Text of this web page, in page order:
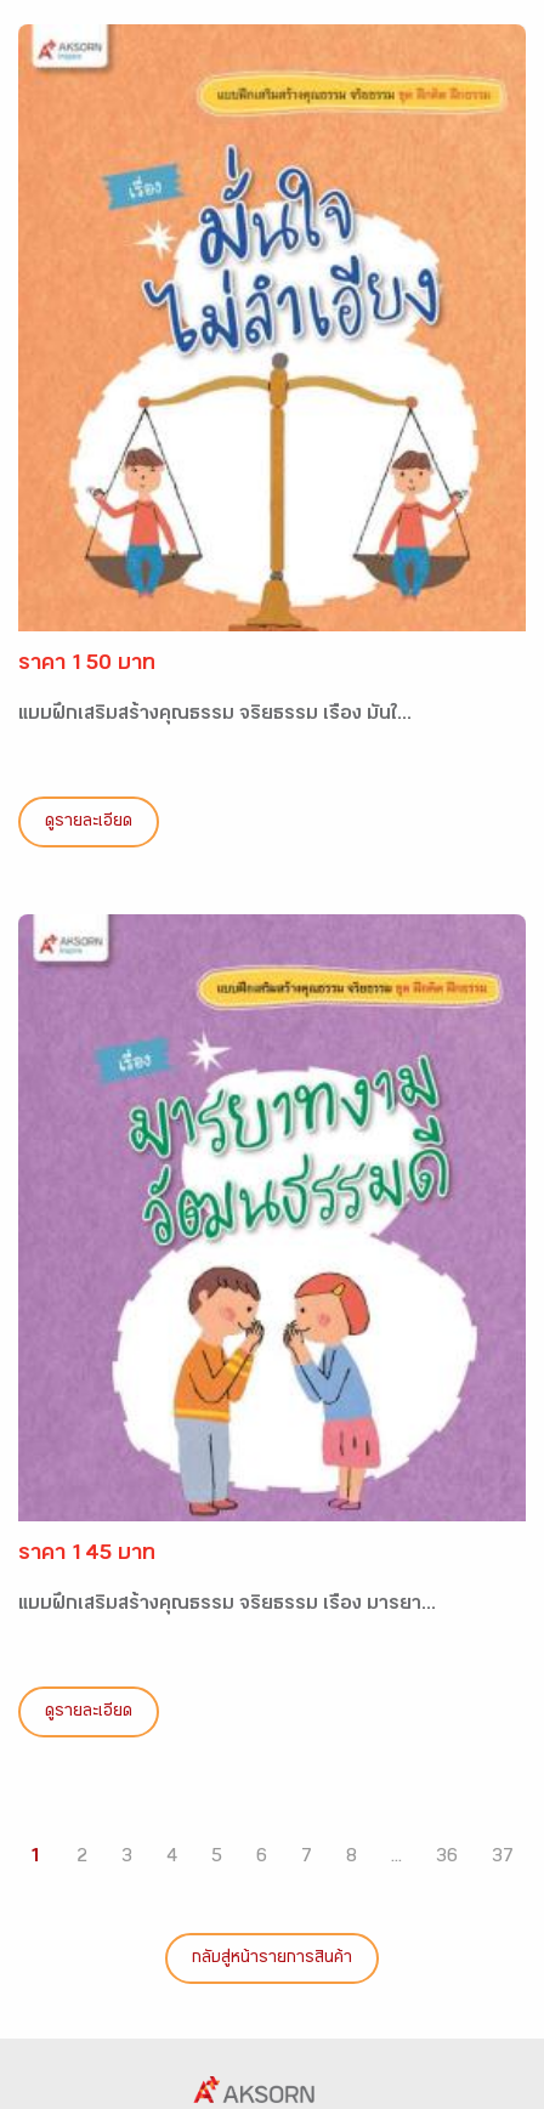
ราคา 150 บาท
แบบฝึกเสริมสร้างคุณธรรม จริยธรรม เรื่อง มั่นใ...
ดูรายละเอียด
ราคา 145 บาท
แบบฝึกเสริมสร้างคุณธรรม จริยธรรม เรื่อง มารยา...
ดูรายละเอียด
1 2 3 4 5 6 7 8 ... 36 37
กลับสู่หน้ารายการสินค้า